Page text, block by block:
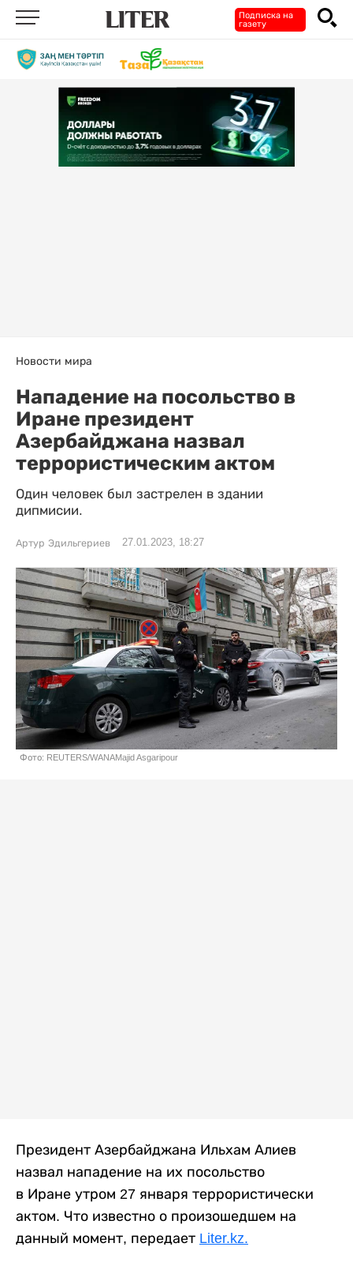
Подписка на
газету
Новости мира
Нападение на посольство в
Иране президент
Азербайджана назвал
террористическим актом
Один человек был застрелен в здании
дипмисии.
Артур Эдильгериев 27.01.2023, 18:27
Фото: REUTERS/WANAMajid Asgaripour
Президент Азербайджана Ильхам Алиев
назвал нападение на их посольство
в Иране утром 27 января террористически
актом. Что известно о произошедшем на
данный момент, передает Liter.kz.